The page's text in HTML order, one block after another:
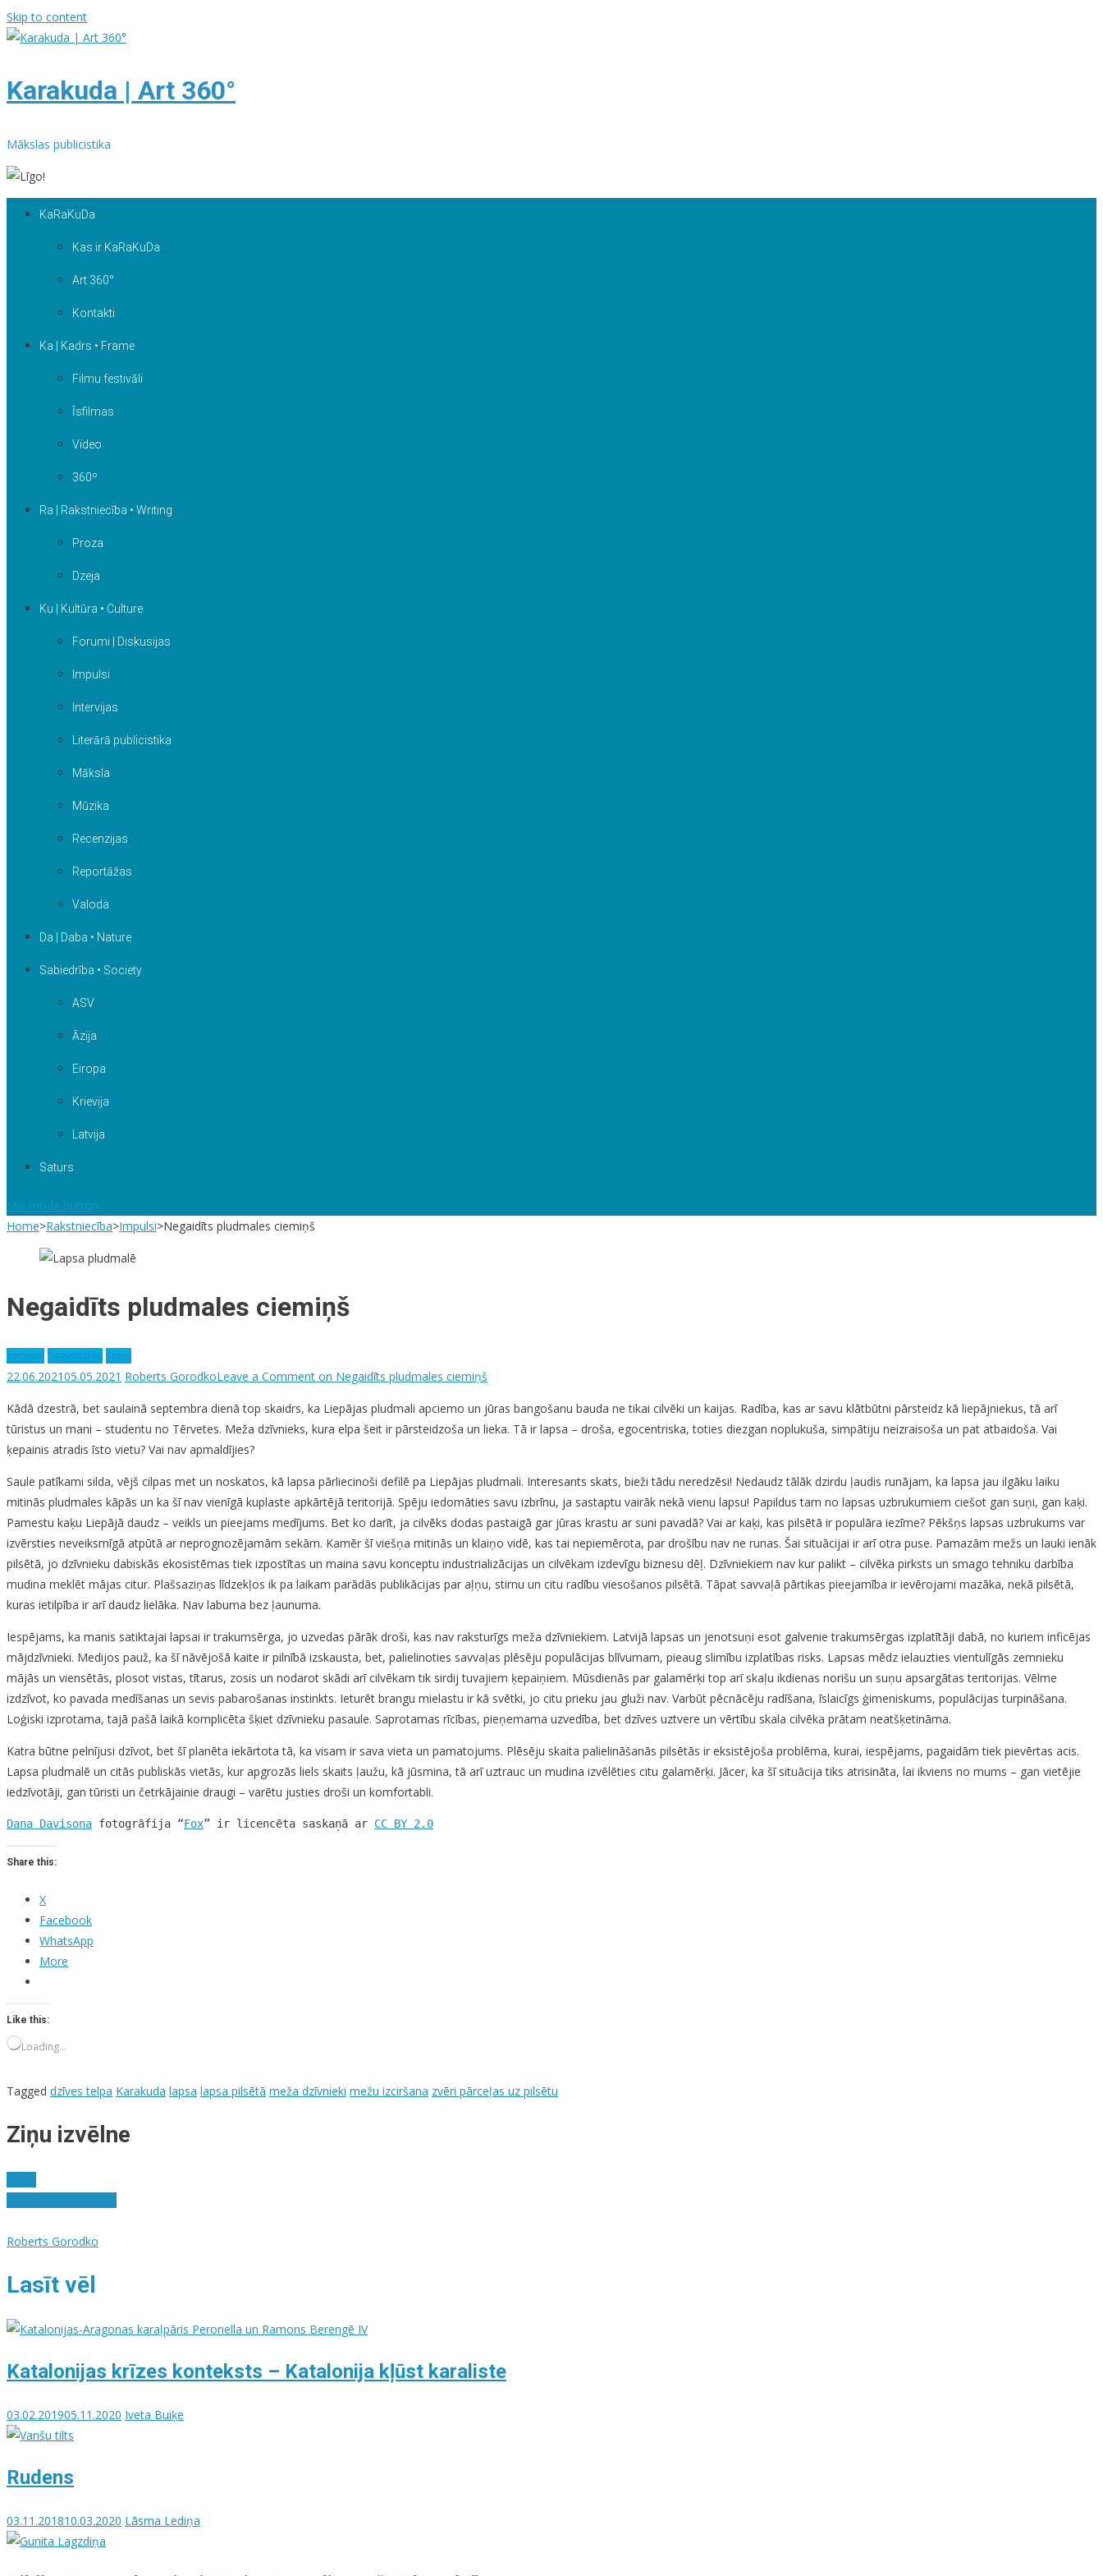
Skip to content
Karakuda | Art 360°
Mākslas publicistika
KaRaKuDa
Kas ir KaRaKuDa
Art 360°
Kontakti
Ka | Kadrs • Frame
Filmu festivāli
Īsfilmas
Video
360º
Ra | Rakstniecība • Writing
Proza
Dzeja
Ku | Kultūra • Culture
Forumi | Diskusijas
Impulsi
Intervijas
Literārā publicistika
Māksla
Mūzika
Recenzijas
Reportāžas
Valoda
Da | Daba • Nature
Sabiedrība • Society
ASV
Āzija
Eiropa
Krievija
Latvija
Saturs
site mode button
Home>Rakstniecība>Impulsi>Negaidīts pludmales ciemiņš
Negaidīts pludmales ciemiņš
Impulsi Reportāža Sleja
22.06.202105.05.2021 Roberts GorodkoLeave a Comment on Negaidīts pludmales ciemiņš
Kādā dzestrā, bet saulainā septembra dienā top skaidrs, ka Liepājas pludmali apciemo un jūras bangošanu bauda ne tikai cilvēki un kaijas. Radība, kas ar savu klātbūtni pārsteidz kā liepājniekus, tā arī
tūristus un mani – studentu no Tērvetes. Meža dzīvnieks, kura elpa šeit ir pārsteidzoša un lieka. Tā ir lapsa – droša, egocentriska, toties diezgan noplukuša, simpātiju neizraisoša un pat atbaidoša. Vai
ķepainis atradis īsto vietu? Vai nav apmaldījies?
Saule patīkami silda, vējš cilpas met un noskatos, kā lapsa pārliecinoši defilē pa Liepājas pludmali. Interesants skats, bieži tādu neredzēsi! Nedaudz tālāk dzirdu ļaudis runājam, ka lapsa jau ilgāku laiku
mitinās pludmales kāpās un ka šī nav vienīgā kuplaste apkārtējā teritorijā. Spēju iedomāties savu izbrīnu, ja sastaptu vairāk nekā vienu lapsu! Papildus tam no lapsas uzbrukumiem ciešot gan suņi, gan kaķi.
Pamestu kaķu Liepājā daudz – veikls un pieejams medījums. Bet ko darīt, ja cilvēks dodas pastaigā gar jūras krastu ar suni pavadā? Vai ar kaķi, kas pilsētā ir populāra iezīme? Pēkšņs lapsas uzbrukums var
izvērsties neveiksmīgā atpūtā ar neprognozējamām sekām. Kamēr šī viešņa mitinās un klaiņo vidē, kas tai nepiemērota, par drošību nav ne runas. Šai situācijai ir arī otra puse. Pamazām mežs un lauki ienāk
pilsētā, jo dzīvnieku dabiskās ekosistēmas tiek izpostītas un maina savu konceptu industrializācijas un cilvēkam izdevīgu biznesu dēļ. Dzīvniekiem nav kur palikt – cilvēka pirksts un smago tehniku darbība
mudina meklēt mājas citur. Plašsaziņas līdzekļos ik pa laikam parādās publikācijas par aļņu, stirnu un citu radību viesošanos pilsētā. Tāpat savvaļā pārtikas pieejamība ir ievērojami mazāka, nekā pilsētā,
kuras ietilpība ir arī daudz lielāka. Nav labuma bez ļaunuma.
Iespējams, ka manis satiktajai lapsai ir trakumsērga, jo uzvedas pārāk droši, kas nav raksturīgs meža dzīvniekiem. Latvijā lapsas un jenotsuņi esot galvenie trakumsērgas izplatītāji dabā, no kuriem inficējas
mājdzīvnieki. Medijos pauž, ka šī nāvējošā kaite ir pilnībā izskausta, bet, palielinoties savvaļas plēsēju populācijas blīvumam, pieaug slimību izplatības risks. Lapsas mēdz ielauzties vientulīgās zemnieku
mājās un viensētās, plosot vistas, tītarus, zosis un nodarot skādi arī cilvēkam tik sirdij tuvajiem ķepaiņiem. Mūsdienās par galamērķi top arī skaļu ikdienas norišu un suņu apsargātas teritorijas. Vēlme
izdzīvot, ko pavada medīšanas un sevis pabarošanas instinkts. Ieturēt brangu mielastu ir kā svētki, jo citu prieku jau gluži nav. Varbūt pēcnācēju radīšana, īslaicīgs ģimeniskums, populācijas turpināšana.
Loģiski izprotama, tajā pašā laikā komplicēta šķiet dzīvnieku pasaule. Saprotamas rīcības, pieņemama uzvedība, bet dzīves uztvere un vērtību skala cilvēka prātam neatšķetināma.
Katra būtne pelnījusi dzīvot, bet šī planēta iekārtota tā, ka visam ir sava vieta un pamatojums. Plēsēju skaita palielināšanās pilsētās ir eksistējoša problēma, kurai, iespējams, pagaidām tiek pievērtas acis.
Lapsa pludmalē un citās publiskās vietās, kur apgrozās liels skaits ļaužu, kā jūsmina, tā arī uztrauc un mudina izvēlēties citu galamērķi. Jācer, ka šī situācija tiks atrisināta, lai ikviens no mums – gan vietējie
iedzīvotāji, gan tūristi un četrkājainie draugi – varētu justies droši un komfortabli.
Dana Davisona fotogrāfija “Fox” ir licencēta saskaņā ar CC BY 2.0
Share this:
X
Facebook
WhatsApp
More
Like this:
Loading…
Tagged dzīves telpa Karakuda lapsa lapsa pilsētā meža dzīvnieki mežu izciršana zvēri pārceļas uz pilsētu
Ziņu izvēlne
Roberts Gorodko
Lasīt vēl
Katalonijas krīzes konteksts – Katalonija kļūst karaliste
03.02.201905.11.2020 Iveta Buiķe
Rudens
03.11.201810.03.2020 Lāsma Lediņa